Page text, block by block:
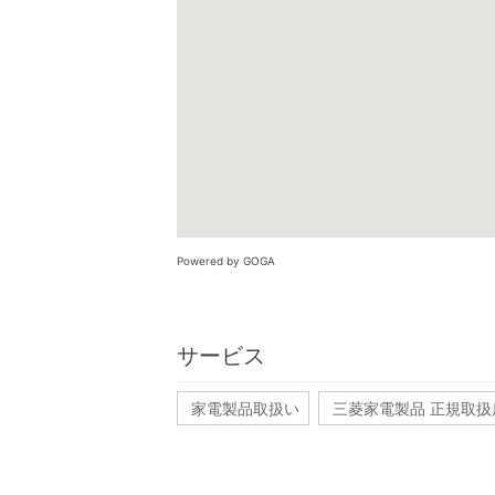
Powered by GOGA
サービス
家電製品取扱い 三菱家電製品 正規取扱